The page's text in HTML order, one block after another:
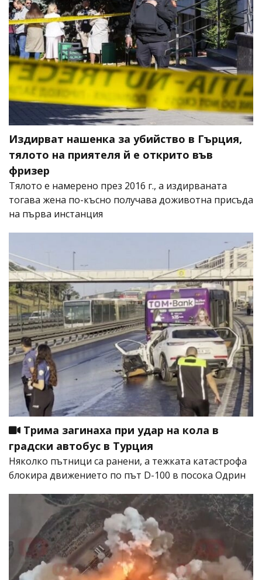
Издирват нашенка за убийство в Гърция,
тялото на приятеля й е открито във
фризер
Тялото е намерено през 2016 г., а издирваната
тогава жена по-късно получава доживотна присъда
на първа инстанция
Трима загинаха при удар на кола в
градски автобус в Турция
Няколко пътници са ранени, а тежката катастрофа
блокира движението по път D-100 в посока Одрин